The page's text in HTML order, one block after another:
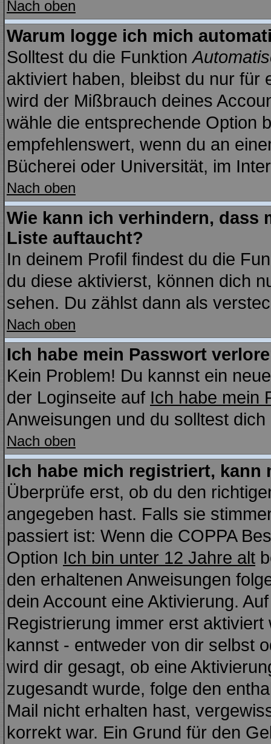
Nach oben
Warum logge ich mich
Solltest du die Funktion
aktiviert haben, bleibst du nur für
wird der Mißbrauch deines
wähle die entsprechende Option
empfehlenswert, wenn du an
Bücherei oder Universität, im
Nach oben
Wie kann ich verhindern, dass
Liste auftaucht?
In deinem Profil findest du die
du diese aktivierst, können dich
sehen. Du zählst dann als
Nach oben
Ich habe mein Passwort
Kein Problem! Du kannst ein
der Loginseite auf Ich habe mein
Anweisungen und du solltest
Nach oben
Ich habe mich registriert,
Überprüfe erst, ob du den
angegeben hast. Falls sie
passiert ist: Wenn die COPPA
Option Ich bin unter 12 Jahre alt
den erhaltenen Anweisungen
dein Account eine Aktivierung.
Registrierung immer erst
kannst - entweder von dir selbst
wird dir gesagt, ob eine
zugesandt wurde, folge den
Mail nicht erhalten hast,
korrekt war. Ein Grund für den